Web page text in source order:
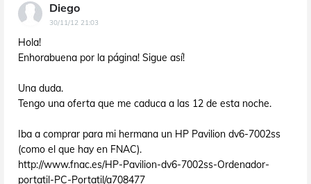
Diego
30/11/12 21:03
Hola!
Enhorabuena por la página! Sigue así!
Una duda.
Tengo una oferta que me caduca a las 12 de esta noche.
Iba a comprar para mi hermana un HP Pavilion dv6-7002ss
(como el que hay en FNAC).
http://www.fnac.es/HP-Pavilion-dv6-7002ss-Ordenador-
portatil-PC-Portatil/a708477